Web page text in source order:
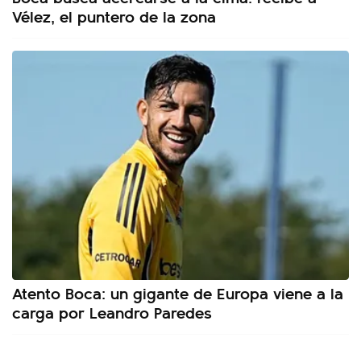
Vélez, el puntero de la zona
Atento Boca: un gigante de Europa viene a la
carga por Leandro Paredes